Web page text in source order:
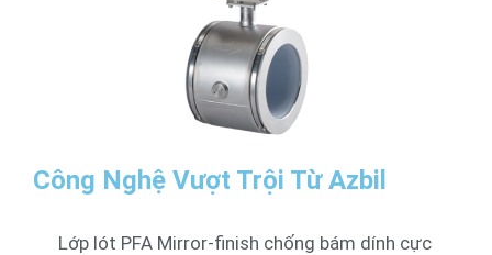
Công Nghệ Vượt Trội Từ Azbil
Lớp lót PFA Mirror-finish chống bám dính cực